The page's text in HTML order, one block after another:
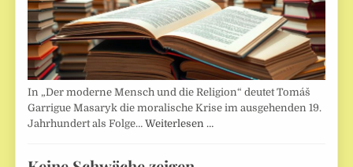
In „Der moderne Mensch und die Religion“ deutet Tomáš
Garrigue Masaryk die moralische Krise im ausgehenden 19.
Jahrhundert als Folge…Weiterlesen …